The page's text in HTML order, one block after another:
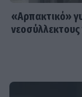
«Αρπακτικό»